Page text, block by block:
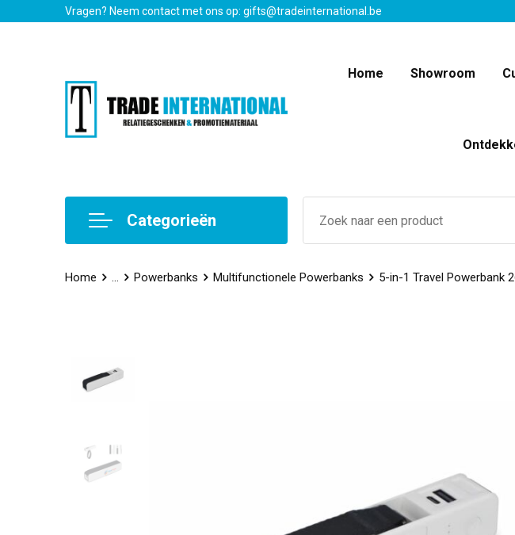
Vragen? Neem contact met ons op: gifts@tradeinternational.be
Home Showroom
Categorieën
Home ... Powerbanks Multifunctionele Powerbanks 5-in-1 Travel Powerbank